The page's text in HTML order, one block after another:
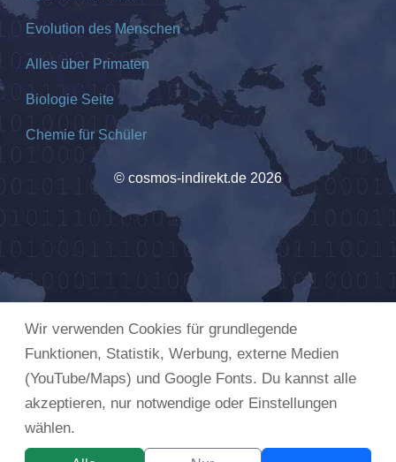
Wir verwenden Cookies für grundlegende
Funktionen, Statistik, Werbung, externe Medien
(YouTube/Maps) und Google Fonts. Du kannst alle
akzeptieren, nur notwendige oder Einstellungen
wählen.
Evolution des Menschen
Alles über Primaten
Biologie Seite
Chemie für Schüler
© cosmos-indirekt.de 2026